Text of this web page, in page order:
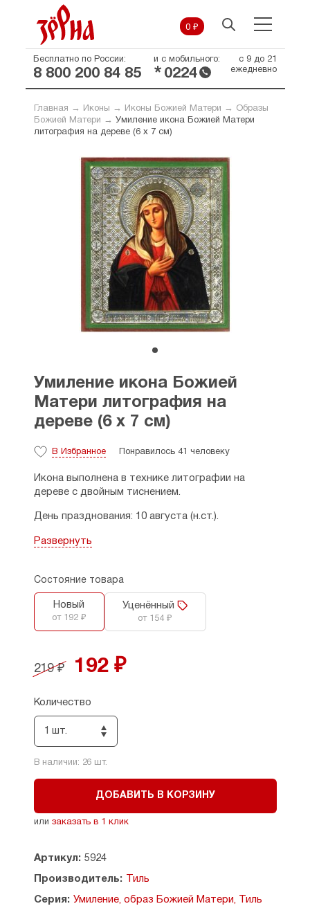
0 ₽
Бесплатно по России:
8 800 200 84 85
и с мобильного:
* 0224
с 9 до 21
ежедневно
Главная → Иконы → Иконы Божией Матери →
Образы
Божией Матери →
Умиление икона Божией Матери
литография на дереве (6 х 7 см)
Умиление икона Божией
Матери литография на
дереве (6 х 7 см)
В Избранное Понравилось 41 человеку
Икона выполнена в технике литографии на
дереве с двойным тиснением.
День празднования: 10 августа (н.ст.).
Размеры: 6 х 7 см, толщина - 1 см.
Развернуть
Состояние товара
Новый
от 192 ₽
Уценённый
от 154 ₽
219 ₽ 192 ₽
Количество
1 шт.
В наличии: 26 шт.
ДОБАВИТЬ В КОРЗИНУ
или заказать в 1 клик
Артикул: 5924
Производитель: Тиль
Серия: Умиление, образ Божией Матери, Тиль